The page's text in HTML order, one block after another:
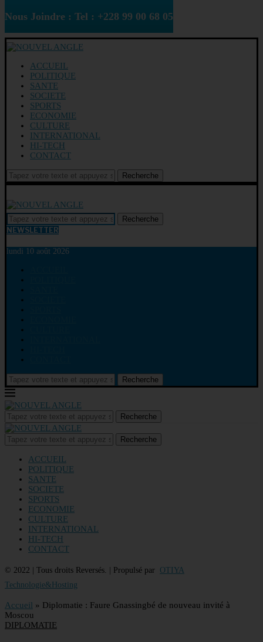
Nous Joindre : Tel : +228 99 00 68 05
ACCUEIL
POLITIQUE
SANTE
SOCIETE
SPORTS
ECONOMIE
CULTURE
INTERNATIONAL
HI-TECH
CONTACT
Recherche
Recherche
NEWSLETTER
lundi 10 août 2026
Recherche
Recherche
Recherche
ACCUEIL
POLITIQUE
SANTE
SOCIETE
SPORTS
ECONOMIE
CULTURE
INTERNATIONAL
HI-TECH
CONTACT
© 2022 | Tous droits Reversés. | Propulsé par OTIYA
Technologie&Hosting
Accueil » Diplomatie : Faure Gnassingbé de nouveau invité à
Moscou
DIPLOMATIE